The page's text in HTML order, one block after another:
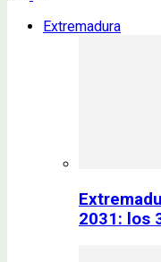
Extremadura
2031: los